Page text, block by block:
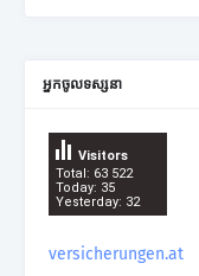
អ្នកចូលទស្សនា
Total: 63 522
Today: 35
Yesterday: 32
Visitors
versicherungen.at